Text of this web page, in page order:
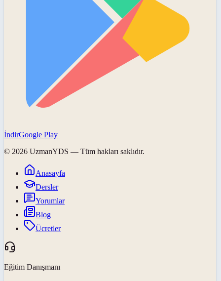
İndirGoogle Play
© 2026 UzmanYDS — Tüm hakları saklıdır.
Anasayfa
Dersler
Yorumlar
Blog
Ücretler
Eğitim Danışmanı